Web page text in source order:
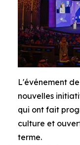
L'événement
nouvelles
qui ont fait
culture et
terme.